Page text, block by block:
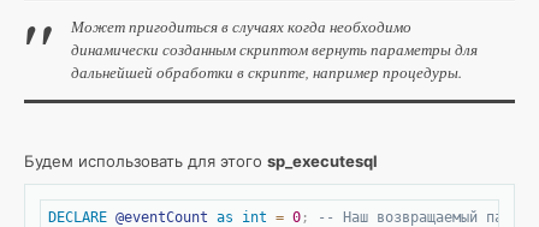
SQL
Может пригодиться в случаях когда необходимо
динамически созданным скриптом вернуть параметры для
дальнейшей обработки в скрипте, например процедуры.
Будем использовать для этого sp_executesql
DECLARE @eventCount as int = 0 ;
-- Наш возвращаемый